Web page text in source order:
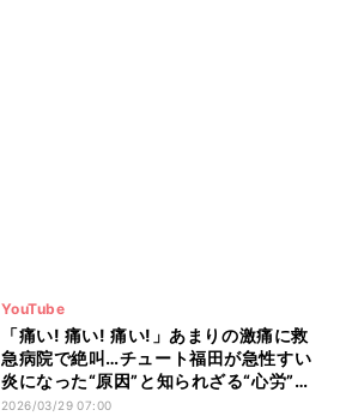
YouTube
「痛い! 痛い! 痛い!」あまりの激痛に救
急病院で絶叫…チュート福田が急性すい
炎になった“原因”と知られざる“心労”を
告白
2026/03/29 07:00